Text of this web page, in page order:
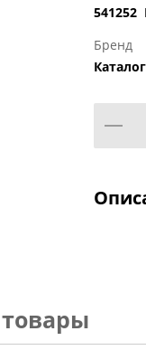
541252
Бренд